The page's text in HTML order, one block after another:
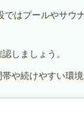
はプールやサウ
しましょう。
や続けやすい環境